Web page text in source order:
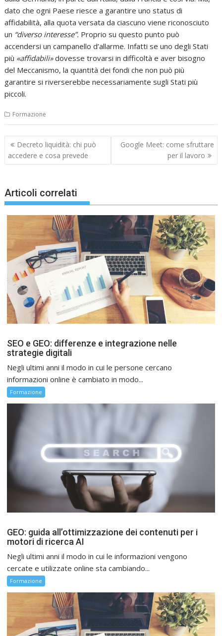
dato che ogni Paese riesce a garantire uno status di
affidabilità, alla quota versata da ciascuno viene riconosciuto
un “diverso interesse”. Proprio su questo punto può
accendersi un campanello d’allarme. Infatti se uno degli Stati
più «affidabili»dovesse trovarsi in difficoltà e aver bisogno
del Meccanismo, la quantità dei fondi che non può più
garantire si riverserebbe necessariamente sugli Stati più
piccoli.
Formazione
Navigazione
articoli
Decreto liquidità: chi può
accedere e cosa prevede
Google Meet: come sfruttare
per il lavoro
Articoli correlati
SEO e GEO: differenze e integrazione nelle
strategie digitali
Negli ultimi anni il modo in cui le persone cercano
informazioni online è cambiato in modo...
Formazione
GEO: guida all’ottimizzazione dei contenuti per i
motori di ricerca AI
Negli ultimi anni il modo in cui le informazioni vengono
cercate e utilizzate online sta cambiando...
Formazione